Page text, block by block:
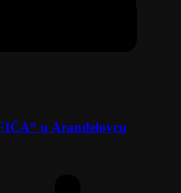
u Aranđelovcu